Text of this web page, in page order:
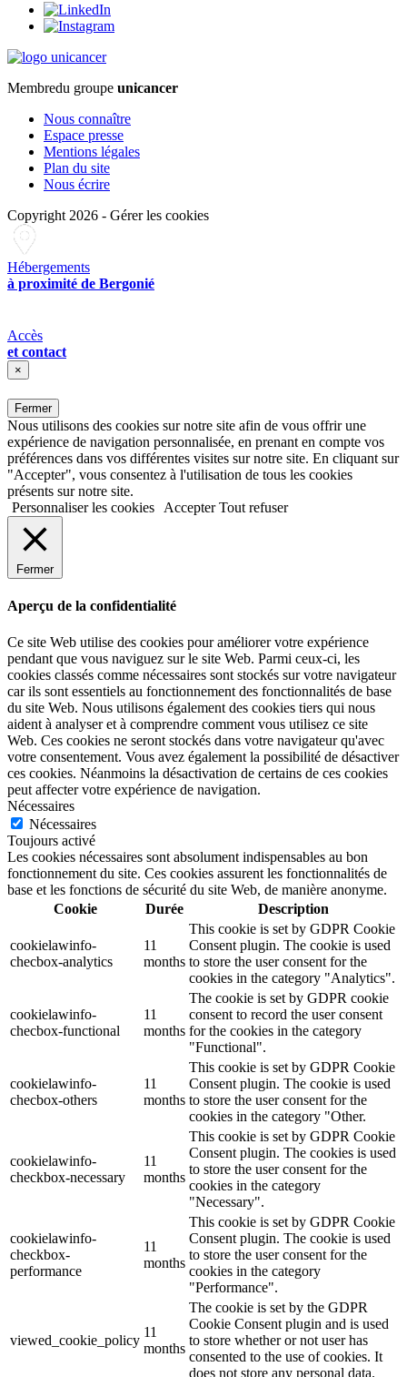
Membredu groupe unicancer
Nous connaître
Espace presse
Mentions légales
Plan du site
Nous écrire
Copyright 2026 - Gérer les cookies
Hébergements
à proximité de Bergonié
Accès
et contact
×
Fermer
Nous utilisons des cookies sur notre site afin de vous offrir une
expérience de navigation personnalisée, en prenant en compte vos
préférences dans vos différentes visites sur notre site. En cliquant sur
"Accepter", vous consentez à l'utilisation de tous les cookies
présents sur notre site.
Personnaliser les cookies
Accepter Tout refuser
Fermer
Aperçu de la confidentialité
Ce site Web utilise des cookies pour améliorer votre expérience
pendant que vous naviguez sur le site Web. Parmi ceux-ci, les
cookies classés comme nécessaires sont stockés sur votre navigateur
car ils sont essentiels au fonctionnement des fonctionnalités de base
du site Web. Nous utilisons également des cookies tiers qui nous
aident à analyser et à comprendre comment vous utilisez ce site
Web. Ces cookies ne seront stockés dans votre navigateur qu'avec
votre consentement. Vous avez également la possibilité de désactiver
ces cookies. Néanmoins la désactivation de certains de ces cookies
peut affecter votre expérience de navigation.
Nécessaires
Nécessaires
Toujours activé
Les cookies nécessaires sont absolument indispensables au bon
fonctionnement du site. Ces cookies assurent les fonctionnalités de
base et les fonctions de sécurité du site Web, de manière anonyme.
Cookie
Durée Description
cookielawinfo-
checbox-analytics
11
months
This cookie is set by GDPR Cookie
Consent plugin. The cookie is used
to store the user consent for the
cookies in the category "Analytics".
cookielawinfo-
checbox-functional
11
months
The cookie is set by GDPR cookie
consent to record the user consent
for the cookies in the category
"Functional".
cookielawinfo-
checbox-others
11
months
This cookie is set by GDPR Cookie
Consent plugin. The cookie is used
to store the user consent for the
cookies in the category "Other.
cookielawinfo-
checkbox-necessary
11
months
This cookie is set by GDPR Cookie
Consent plugin. The cookies is used
to store the user consent for the
cookies in the category
"Necessary".
cookielawinfo-
checkbox-
performance
11
months
This cookie is set by GDPR Cookie
Consent plugin. The cookie is used
to store the user consent for the
cookies in the category
"Performance".
viewed_cookie_policy
11
months
The cookie is set by the GDPR
Cookie Consent plugin and is used
to store whether or not user has
consented to the use of cookies. It
does not store any personal data.